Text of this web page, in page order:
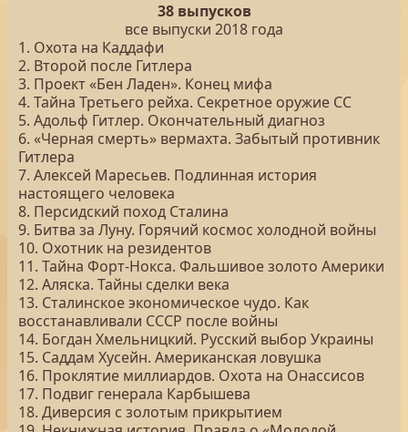
38 выпусков
все выпуски 2018 года
1. Охота на Каддафи
2. Второй после Гитлера
3. Проект «Бен Ладен». Конец мифа
4. Тайна Третьего рейха. Секретное оружие СС
5. Адольф Гитлер. Окончательный диагноз
6. «Черная смерть» вермахта. Забытый противник
Гитлера
7. Алексей Маресьев. Подлинная история
настоящего человека
8. Персидский поход Сталина
9. Битва за Луну. Горячий космос холодной войны
10. Охотник на резидентов
11. Тайна Форт-Нокса. Фальшивое золото Америки
12. Аляска. Тайны сделки века
13. Сталинское экономическое чудо. Как
восстанавливали СССР после войны
14. Богдан Хмельницкий. Русский выбор Украины
15. Саддам Хусейн. Американская ловушка
16. Проклятие миллиардов. Охота на Онассисов
17. Подвиг генерала Карбышева
18. Диверсия с золотым прикрытием